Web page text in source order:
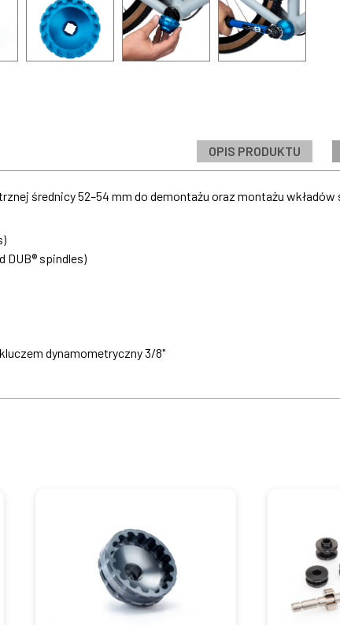
OPIS PRODUKTU
średnicy 52–54 mm do demontażu oraz montażu
DUB® spindles)
dynamometryczny 3/8"